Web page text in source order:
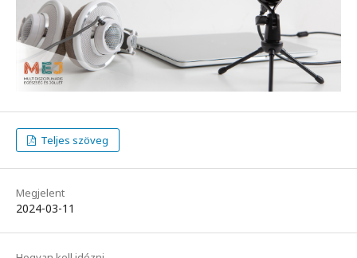
Teljes szöveg
Megjelent
2024-03-11